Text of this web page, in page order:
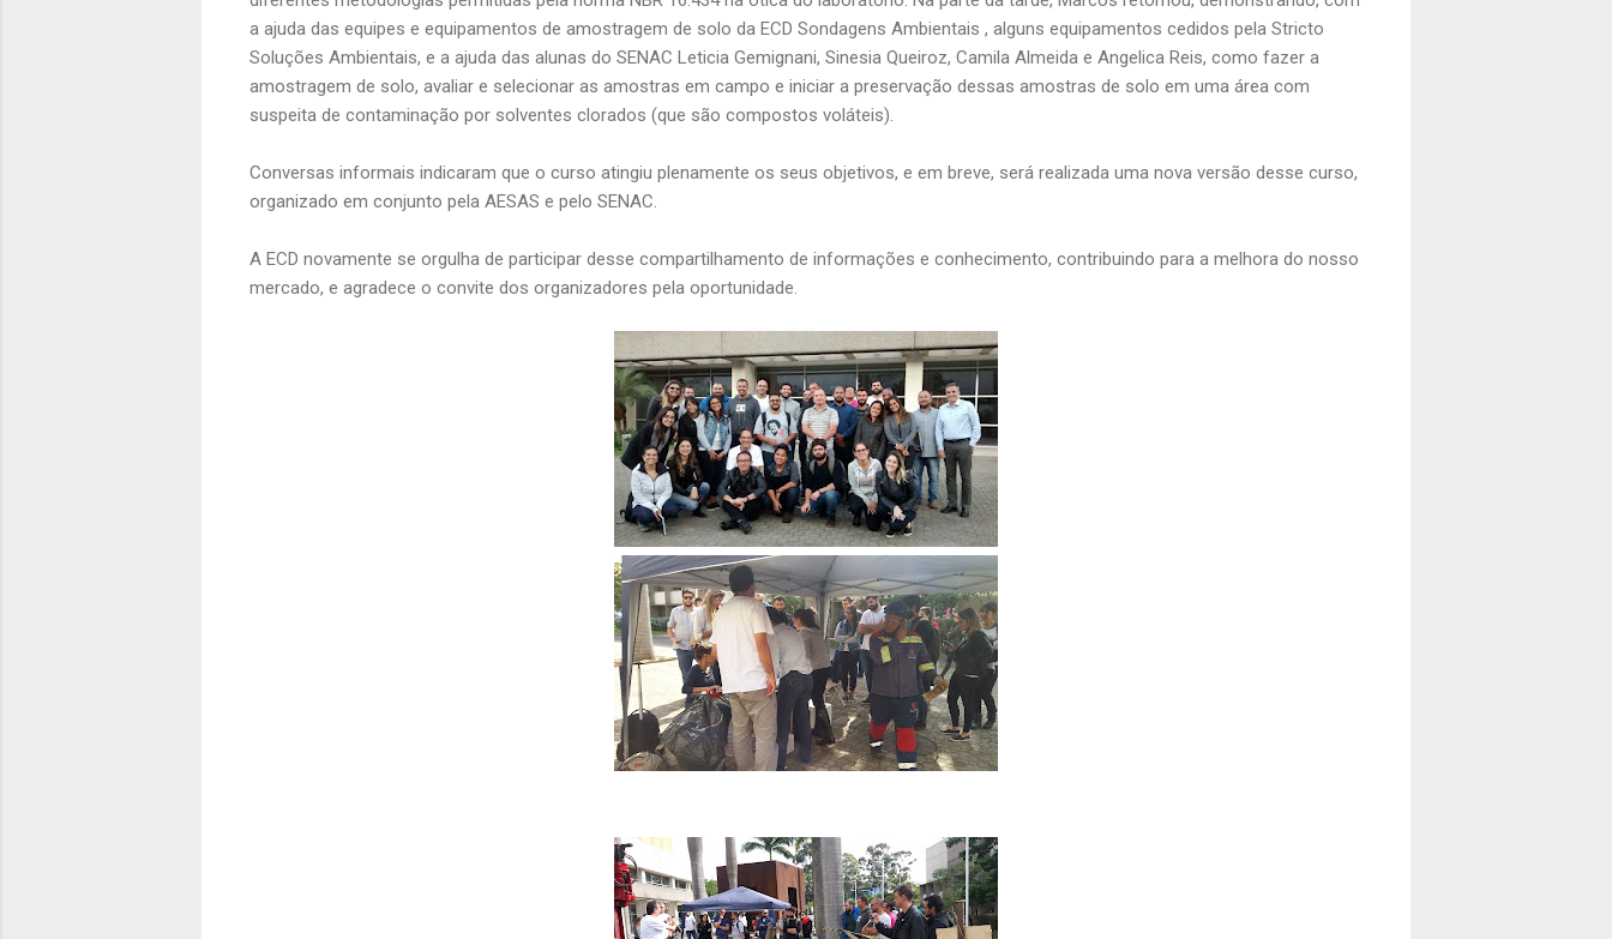
a ajuda das equipes e equipamentos de amostragem de solo da ECD Sondagens Ambientais , alguns equipamentos cedidos pela Stricto
Soluções Ambientais, e a ajuda das alunas do SENAC Leticia Gemignani, Sinesia Queiroz, Camila Almeida e Angelica Reis, como fazer a
amostragem de solo, avaliar e selecionar as amostras em campo e iniciar a preservação dessas amostras de solo em uma área com
suspeita de contaminação por solventes clorados (que são compostos voláteis).
Conversas informais indicaram que o curso atingiu plenamente os seus objetivos, e em breve, será realizada uma nova versão desse curso,
organizado em conjunto pela AESAS e pelo SENAC.
A ECD novamente se orgulha de participar desse compartilhamento de informações e conhecimento, contribuindo para a melhora do nosso
mercado, e agradece o convite dos organizadores pela oportunidade.